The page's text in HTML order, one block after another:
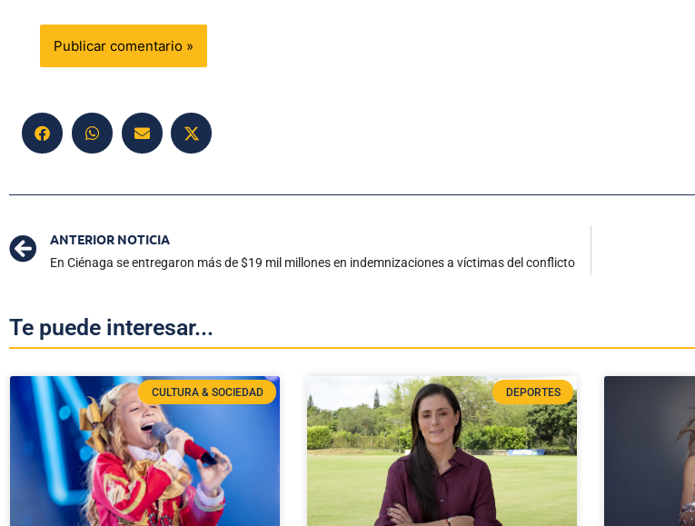
ANTERIOR NOTICIA
En Ciénaga se entregaron más de $19 mil millones en indemnizaciones a víctimas del conflicto
Te puede interesar...
CULTURA & SOCIEDAD DEPORTES